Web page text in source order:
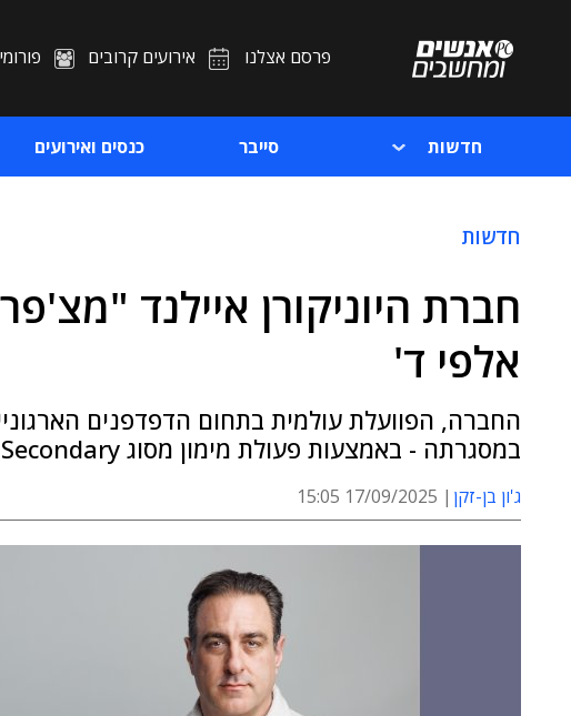
פרסם אצלנו אירועים קרובים
חדשות סייבר כנסים ואירועים
חדשות
חברת היוניקורן איילנד
אלפי ד'
החברה, הפוועלת עולמית בתחום הדפדפנים
במסגרתה - באמצעות פעולת מימון מסוג Secondary - עובדיה נהנו מרווחים נאים במיוחד
ג'ון בן-זקן 17/09/2025 15:05